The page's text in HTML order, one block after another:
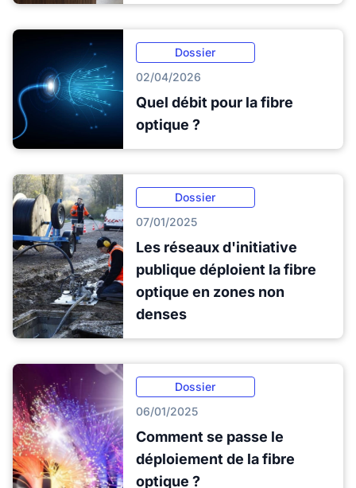
Dossier
02/04/2026
Quel débit pour la fibre
optique ?
Dossier
07/01/2025
Les réseaux d'initiative
publique déploient la fibre
optique en zones non
denses
Dossier
06/01/2025
Comment se passe le
déploiement de la fibre
optique ?